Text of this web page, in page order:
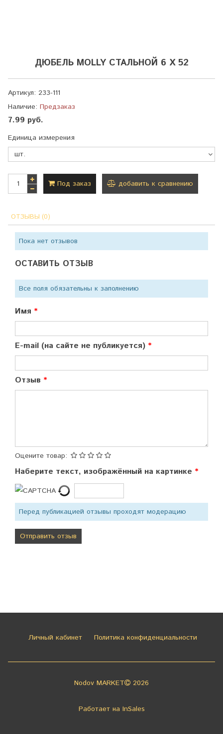
ДЮБЕЛЬ MOLLY СТАЛЬНОЙ 6 Х 52
Артикул: 233-111
Наличие: Предзаказ
7.99 руб.
Единица измерения
Под заказ добавить к сравнению
ОТЗЫВЫ (0)
Пока нет отзывов
ОСТАВИТЬ ОТЗЫВ
Все поля обязательны к заполнению
Имя
E-mail (на сайте не публикуется)
Отзыв
Оцените товар:
Наберите текст, изображённый на картинке
Перед публикацией отзывы проходят модерацию
Личный кабинет Политика конфиденциальности
Nodov MARKET 2026
Работает на InSales